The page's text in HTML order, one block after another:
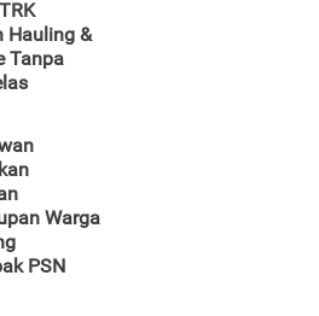
Hauling &
Tanpa
Warga
PSN